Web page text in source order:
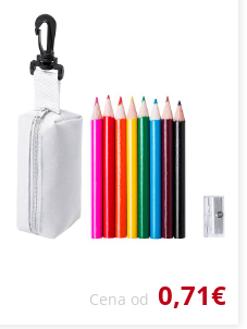
Cena od 0,71€